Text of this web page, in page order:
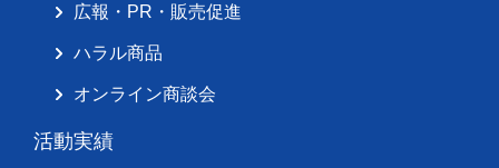
広報・PR・販売促進
ハラル商品
オンライン商談会
活動実績